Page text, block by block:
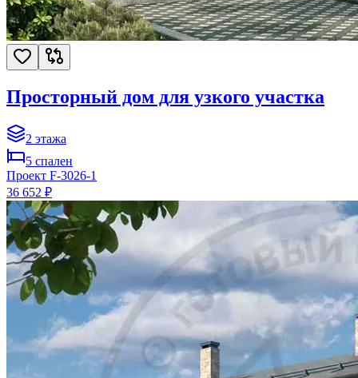
Просторный дом для узкого участка
2 этажа
5 спален
Проект F-3026-1
36 652 ₽